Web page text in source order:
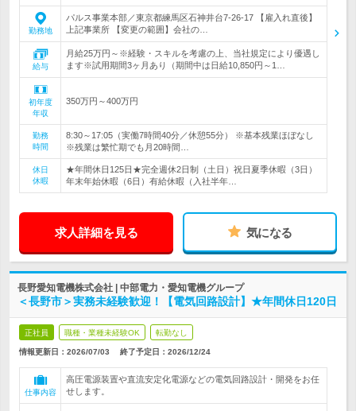
勤務地
パルス事業本部／東京都練馬区石神井台7-26-17 【雇入れ直後】
上記事業所 【変更の範囲】会社の…
給与
月給25万円～※経験・スキルを考慮の上、当社規定により優遇し
ます※試用期間3ヶ月あり（期間中は日給10,850円～1…
初年度
年収
350万円～400万円
勤務
時間
8:30～17:05（実働7時間40分／休憩55分） ※基本残業ほぼなし
※残業は繁忙期でも月20時間…
休日
休暇
★年間休日125日★完全週休2日制（土日）祝日夏季休暇（3日）
年末年始休暇（6日）有給休暇（入社半年…
求人詳細を見る 気になる
長野愛知電機株式会社 | 中部電力・愛知電機グループ
＜長野市＞実務未経験歓迎！【電気回路設計】★年間休日120日
正社員 職種・業種未経験OK 転勤なし
情報更新日：2026/07/03 終了予定日： 2026/12/24
仕事内容
高圧電源装置や直流安定化電源などの電気回路設計・開発をお任
せします。